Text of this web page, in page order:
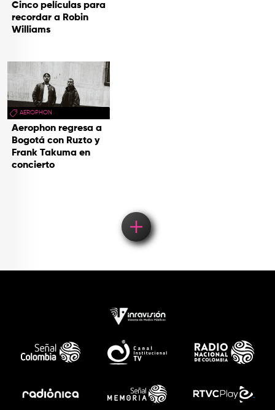
Cinco películas para
recordar a Robin
Williams
AEROPHON
Aerophon regresa a
Bogotá con Ruzto y
Frank Takuma en
concierto